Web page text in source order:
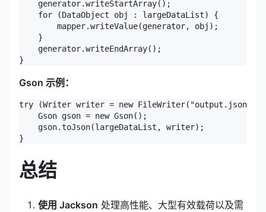
    generator.writeStartArray();
    for (DataObject obj : largeDataList) {
        mapper.writeValue(generator, obj);
    }
    generator.writeEndArray();
}
Gson 示例：
try (Writer writer = new FileWriter("output.json"))
    Gson gson = new Gson();
    gson.toJson(largeDataList, writer);
}
总结
使用 Jackson 处理高性能、大型有效载荷以及需